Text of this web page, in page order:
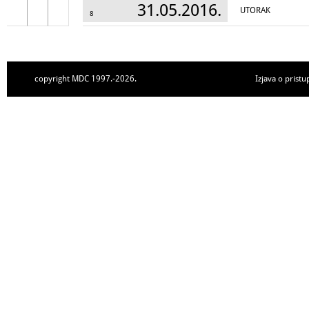
8 31.05.2016. UTORAK
copyright MDC 1997.-2026. Izjava o